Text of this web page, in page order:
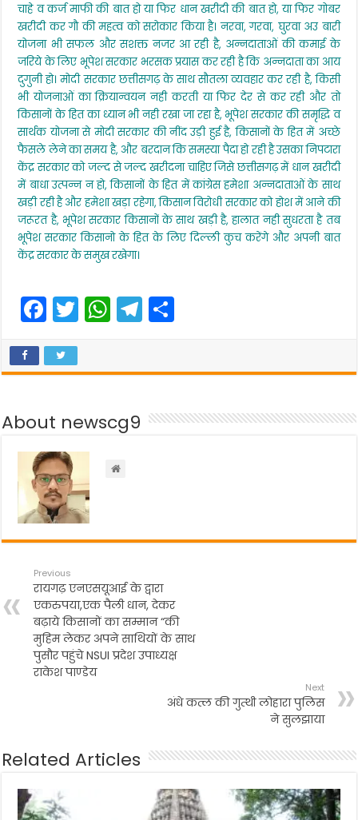
चाहे व कर्ज माफी की बात हो या फिर धान खरीदी की बात हो, या फिर गोबर
खरीदी कर गौ की महत्व को सरोकार किया है। नरवा, गरवा, घुरवा अउ बारी
योजना भी सफल और सशक्त नजर आ रही है, अन्नदाताओं की कमाई के
जरिये के लिए भूपेश सरकार भरसक प्रयास कर रही है कि अन्नदाता का आय
दुगुनी हो। मोदी सरकार छत्तीसगढ़ के साथ सौतला व्यवहार कर रही है, किसी
भी योजनाओं का क्रियान्वयन नही करती या फिर देर से कर रही और तो
किसानों के हित का ध्यान भी नही रखा जा रहा है, भूपेश सरकार की समृद्धि व
सार्थक योजना से मोदी सरकार की नींद उड़ी हुई है, किसानों के हित में अच्छे
फैसले लेने का समय है, और बरदान कि समस्या पैदा हो रही है उसका निपटारा
केंद्र सरकार को जल्द से जल्द खरीदना चाहिए जिसे छत्तीसगढ़ में धान खरीदी
में बाधा उत्पन्न न हो, किसानों के हित में कांग्रेस हमेशा अन्नदाताओं के साथ
खड़ी रही है और हमेशा खड़ा रहेगा, किसान विरोधी सरकार को होश में आने की
जरूरत है, भूपेश सरकार किसानों के साथ खड़ी है, हालात नही सुधरता है तब
भूपेश सरकार किसानो के हित के लिए दिल्ली कुच करेंगे और अपनी बात
केंद्र सरकार के समुख रखेगा।
F
a
c
e
b
o
o
k
T
w
er
W
h
ts
A
p
p
T
el
gr
a
e
About newscg9
Previous
रायगढ़ एनएसयूआई के द्वारा
एकरुपया,एक पैली धान, देकर
बढ़ाये किसानों का सम्मान “की
मुहिम लेकर अपने साथियों के साथ
पुसौर पहुंचे NSUI प्रदेश उपाध्यक्ष
राकेश पाण्डेय
Next
अंधे कत्ल की गुत्थी लोहारा पुलिस
ने सुलझाया
Related Articles